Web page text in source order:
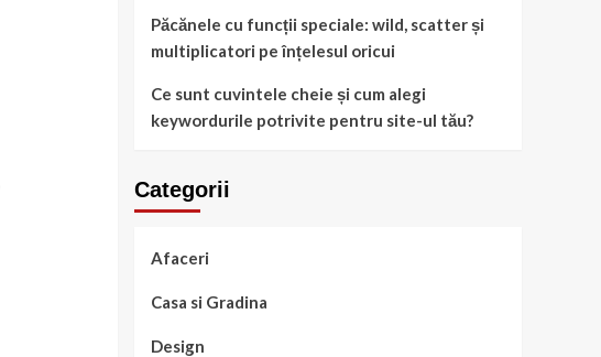
Păcănele cu funcții speciale: wild, scatter și
multiplicatori pe înțelesul oricui
Ce sunt cuvintele cheie și cum alegi
keywordurile potrivite pentru site-ul tău?
Categorii
Afaceri
Casa si Gradina
Design